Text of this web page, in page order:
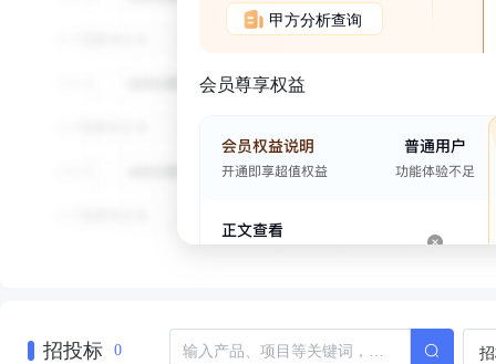
甲方分析查询
会员尊享权益
招投标 0